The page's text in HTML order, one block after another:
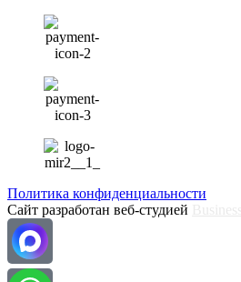
Политика конфиденциальности
Сайт разработан веб-студией